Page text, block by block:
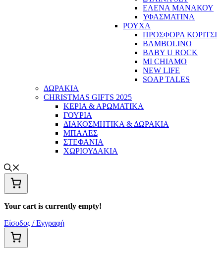
ΕΛΕΝΑ ΜΑΝΑΚΟΥ
ΥΦΑΣΜΑΤΙΝΑ
ΡΟΥΧΑ
ΠΡΟΣΦΟΡΑ ΚΟΡΙΤΣΙ
BAMBOLINO
BABY U ROCK
MI CHIAMO
NEW LIFE
SOAP TALES
ΔΩΡΑΚΙΑ
CHRISTMAS GIFTS 2025
ΚΕΡΙΑ & ΑΡΩΜΑΤΙΚΑ
ΓΟΥΡΙΑ
ΔΙΑΚΟΣΜΗΤΙΚΑ & ΔΩΡΑΚΙΑ
ΜΠΑΛΕΣ
ΣΤΕΦΑΝΙΑ
ΧΩΡΙΟΥΔΑΚΙΑ
Your cart is currently empty!
Είσοδος / Εγγραφή